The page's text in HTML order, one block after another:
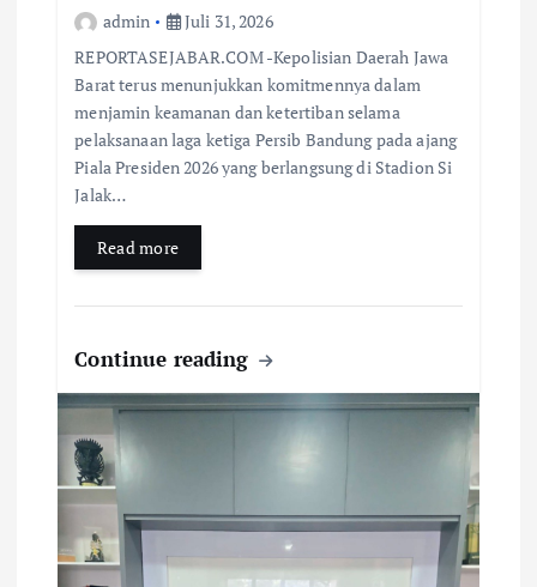
admin
Juli 31, 2026
REPORTASEJABAR.COM -Kepolisian Daerah Jawa
Barat terus menunjukkan komitmennya dalam
menjamin keamanan dan ketertiban selama
pelaksanaan laga ketiga Persib Bandung pada ajang
Piala Presiden 2026 yang berlangsung di Stadion Si
Jalak…
Read more
Continue reading